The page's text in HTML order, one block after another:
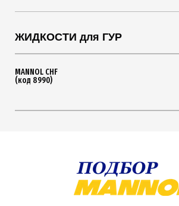
ЖИДКОСТИ для ГУР
MANNOL CHF
(код 8990)